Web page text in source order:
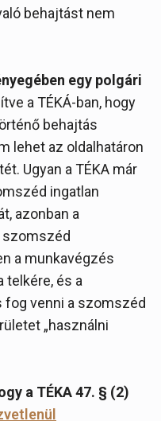
behajtást nem
egy polgári
a TÉKÁ-ban, hogy
behajtás
lehet az oldalhatáron
Ugyan a TÉKA már
ingatlan
azonban a
a munkavégzés
telkére, és a
venni a szomszéd
„használni
a TÉKA 47. § (2)